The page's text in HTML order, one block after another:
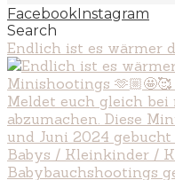
FacebookInstagram
Search
Endlich ist es wärmer